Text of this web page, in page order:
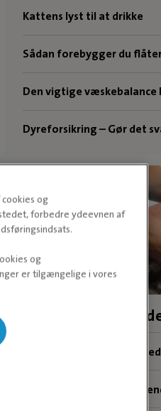
Kattens lyst til at drikke
Sådan forebygger du
Den vigtige væskebalance
Dyreforsikring – Gør det
Sådan giver du din kat
Sådan giver du din kat
og
forbedre ydeevnen af
og
er tilgængelige i vores